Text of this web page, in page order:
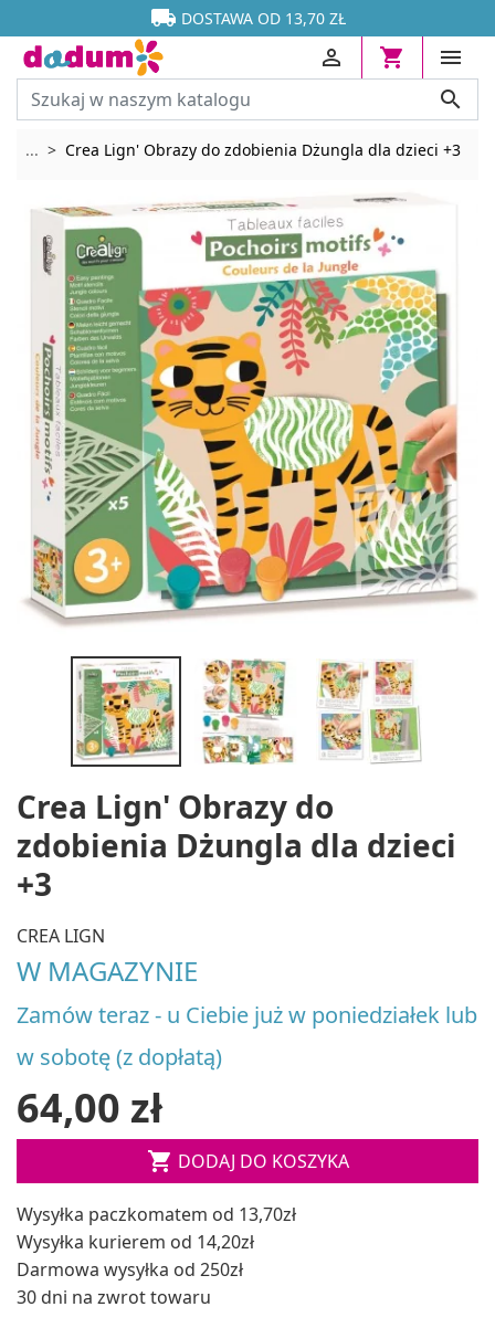

 DOSTAWA OD 13,70 ZŁ






... Rozwiń breadcrumbs
Crea Lign' Obrazy do zdobienia Dżungla dla dzieci +3
Crea Lign' Obrazy do
zdobienia Dżungla dla dzieci
+3
CREA LIGN
W MAGAZYNIE
Zamów teraz - u Ciebie już w poniedziałek lub
w sobotę (z dopłatą)
64,00 zł
 DODAJ DO KOSZYKA
Wysyłka paczkomatem od 13,70zł
Wysyłka kurierem od 14,20zł
Darmowa wysyłka od 250zł
30 dni na zwrot towaru